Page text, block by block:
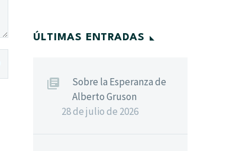
ÚLTIMAS ENTRADAS
Sobre la Esperanza de
Alberto Gruson
28 de julio de 2026